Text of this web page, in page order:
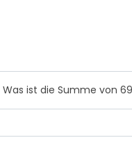
Was ist die Summe von